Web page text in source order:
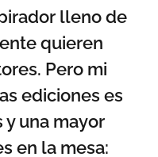
lleno de
quieren
Pero mi
ediciones es
una mayor
en la mesa: